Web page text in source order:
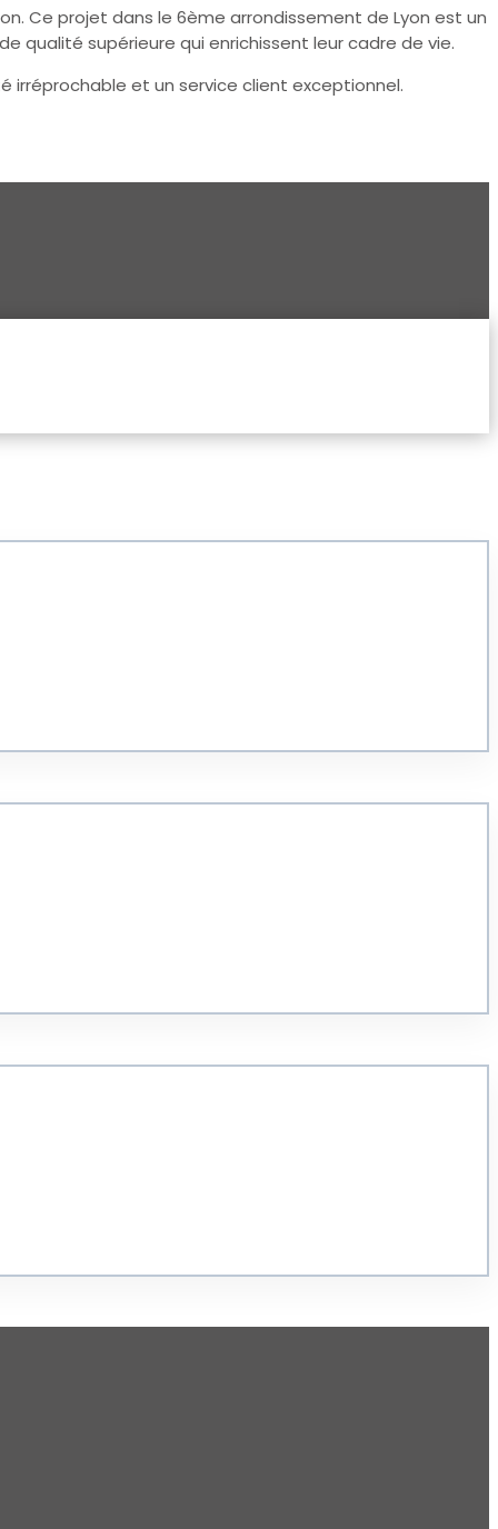
Ce projet dans le 6ème arrondissement de Lyon est un
qualité supérieure qui enrichissent leur cadre de vie.
irréprochable et un service client exceptionnel.